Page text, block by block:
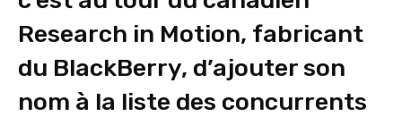
Research in Motion, fabricant
du BlackBerry, d’ajouter son
nom à la liste des concurrents